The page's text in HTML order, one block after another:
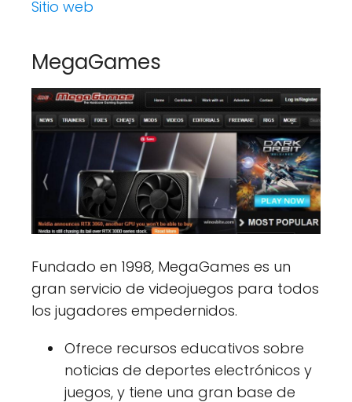
Sitio web
MegaGames
Fundado en 1998, MegaGames es un
gran servicio de videojuegos para todos
los jugadores empedernidos.
Ofrece recursos educativos sobre
noticias de deportes electrónicos y
juegos, y tiene una gran base de